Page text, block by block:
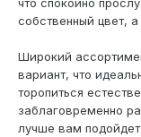
что спокойно
собственный цвет,
Широкий
вариант, что
торопиться
заблаговременно
лучше вам